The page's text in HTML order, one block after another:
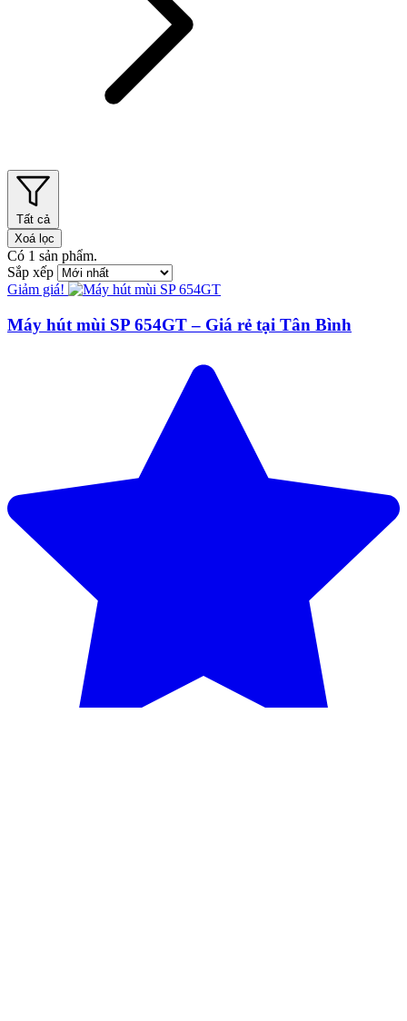
Tất cả
Xoá lọc
Có 1 sản phẩm.
Sắp xếp
Giảm giá!
Máy hút mùi SP 654GT – Giá rẻ tại Tân Bình